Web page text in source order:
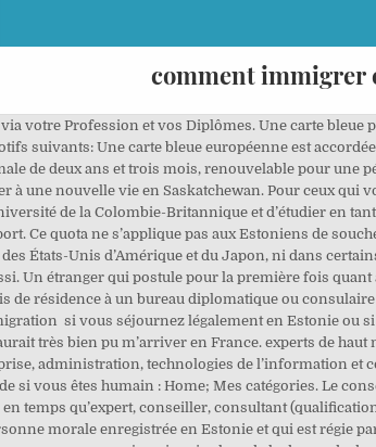
comment immigrer
d’une personne morale enregistrée en Estonie et qui est régie par le droit privé. Avant de déménager en Saskatchewan. Service fantastique Sans aucun doute, la meilleure décision que nous ayons jamais prise lors de la demande de visa a été de décider d'utiliser Emigrate Canada! Immigrer et démarrer une entreprise en Saskatchewan . Vous devez introduire votre demande de carte bleue européenne auprès de l’ambassade ou du consulat d’Estonie présent dans votre pays d’origine ou de résidence. Je suis actuellement en stage à Tallinn, pour deux mois. un contrat de travail pour un poste hautement qualifié d’une durée d’un an au moins ou une offre ferme d’emploi pour une année au moins; des documents certifiant vos qualifications. Le Journal des Français à l’étranger vous donne les conseils clés pour y réussir votre installation. bbuuuuuuuuuuuuuhhhhhhhhhh; bbuuuuuuuuuuuuuhhhhhhhhhh. Découvrez comment vous pouvez immigrer au Canada en 6 mois avec l'entrée express. Réussissez votre expatriation en France. Découvrez au fil des pages toutes les informations qui vous aideront à mûrir votre projet d’expatriation et à vous projeter concrètement dans une nouvelle vie. For example, if a person from Vietnam wants to become a cook in Estonia, they can first arrive in the country with an ordinary tourist visa. Un visa de circulation (C) est un visa court séjour valable au minimum 1 an: principalement délivré dans le cadre de visites d’affaires et qui ont recu une lettre d’invitation de la part d’un pays Schengen, aux membres d’équipage aérien, aux personnes ayant un intéret particulier pour le territoire Schengen. C'est tres transparent et 100% legit (richard branson, andreessen horowitz ont investis dans la societe), j'ai fait des dizaines de transferts avec eux vers leur compte en estonie (ou ils sont bases) et ce avec des sommes a 4 digits, et je n'ai jamais eu le moindre probleme! De retour en France : homologation et immatriculation. These Forums are no longer active. Immigrer en Estonie et demander la résidence, la délivrance de permis de séjour en estonie soumise au quota d’immigration annuel, … Immigrer en Estonie et demander la résidence Lire la suite » … La proportion relative d’immigrants nés dans le pays par rapport au nombre total d’immigrants était la plus élevée en Bulgarie et en Lituanie (51 % de tous les immigrants dans les deux cas), suivie de la Roumanie (43 %) et de l’Estonie (40 %). En poursuivant votre navigation sur ce site, vous acceptez l’utilisation de cookies à des fins d’analyse et de statistiques visant à … Vous trouverez sur la page Travail et entreprenariat d’InfoFinland plus d’informations destinées aux employés et aux entrepreneurs. Plus d'informations sur les titulaires de cartes bleues délivrées par d’autres pays de l’UE. La carte bleue ne vous est pas retirée si vous perdez votre emploi pour autant que la période de chômage ne dépasse pas trois mois ou que vous n'ayez pas eu plusieurs périodes de chômage pendant la durée de validité de votre carte bleue. En Lettonie, l’imposition sur les particuliers n’est pas très lourde. Je suis intéressé à immigrer